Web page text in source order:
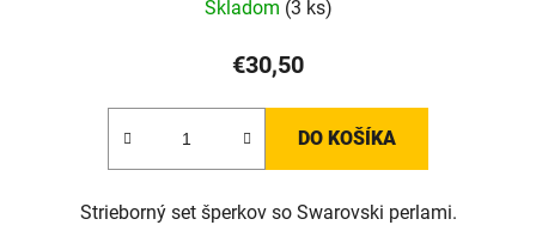
Skladom (3 ks)
€30,50
DO KOŠÍKA
Strieborný set šperkov so Swarovski perlami.